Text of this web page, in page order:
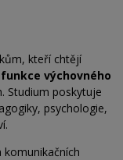
kteří chtějí
výchovného
Studium poskytuje
psychologie,